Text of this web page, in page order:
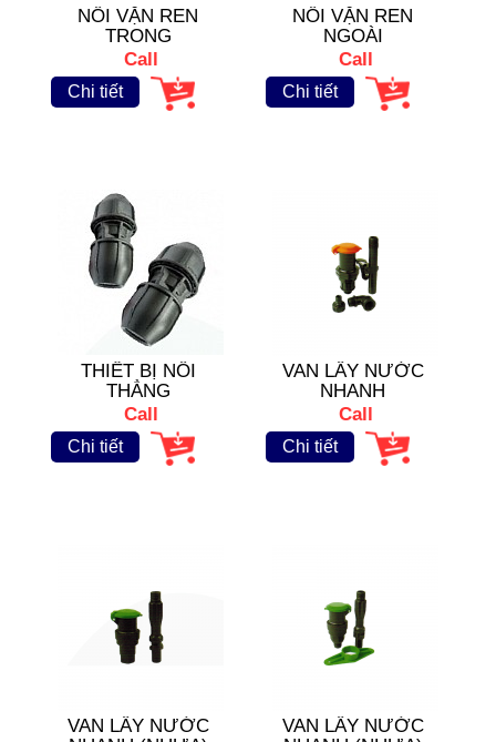
NỐI VẶN REN
TRONG
Call
Chi tiết
NỐI VẶN REN
NGOÀI
Call
Chi tiết
THIẾT BỊ NỐI
THẲNG
Call
Chi tiết
VAN LẤY NƯỚC
NHANH
Call
Chi tiết
VAN LẤY NƯỚC
VAN LẤY NƯỚC